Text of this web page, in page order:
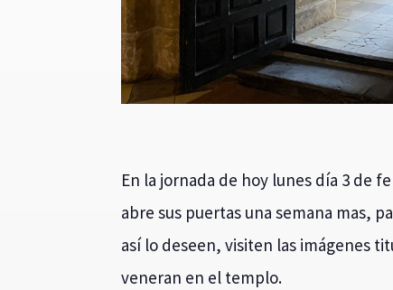
En la jornada de hoy lunes día 3 de
abre sus puertas una semana mas,
así lo deseen, visiten las imágenes
veneran en el templo.